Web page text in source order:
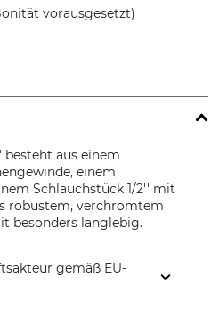
vorausgesetzt)
besteht aus einem
einem
Schlauchstück 1/2'' mit
robustem, verchromtem
besonders langlebig.
gemäß EU-